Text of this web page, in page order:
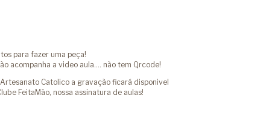
para fazer uma peça!
acompanha a video aula.... não tem Qrcode!
Catolico a gravação ficará disponivel
FeitaMão, nossa assinatura de aulas!